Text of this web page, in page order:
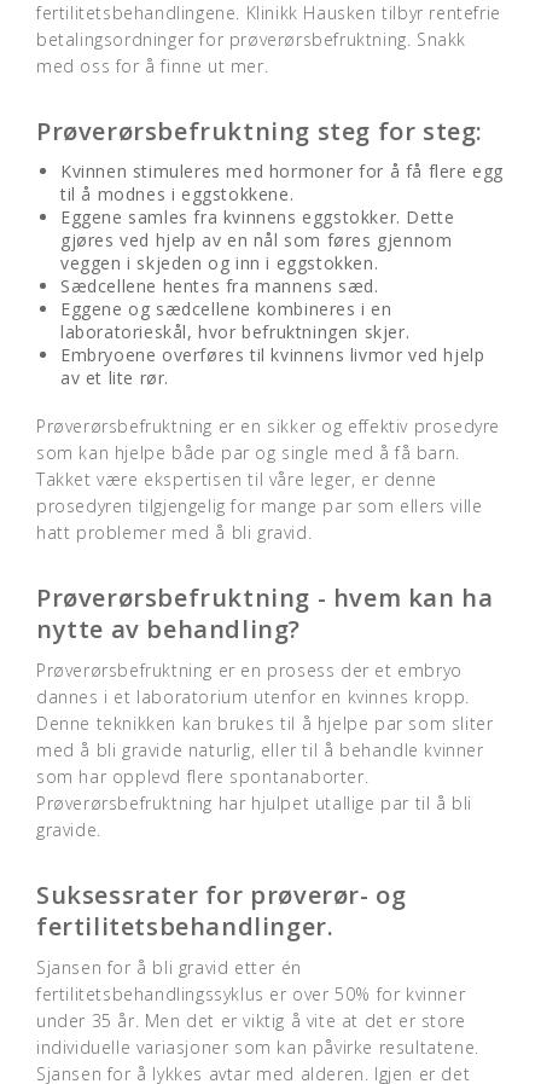
fertilitetsbehandlingene. Klinikk Hausken tilbyr rentefrie
betalingsordninger for prøverørsbefruktning. Snakk
med oss ​​for å finne ut mer.
Prøverørsbefruktning steg for steg:
Kvinnen stimuleres med hormoner for å få flere egg
til å modnes i eggstokkene.
Eggene samles fra kvinnens eggstokker. Dette
gjøres ved hjelp av en nål som føres gjennom
veggen i skjeden og inn i eggstokken.
Sædcellene hentes fra mannens sæd.
Eggene og sædcellene kombineres i en
laboratorieskål, hvor befruktningen skjer.
Embryoene overføres til kvinnens livmor ved hjelp
av et lite rør.
Prøverørsbefruktning er en sikker og effektiv prosedyre
som kan hjelpe både par og single med å få barn.
Takket være ekspertisen til våre leger, er denne
prosedyren tilgjengelig for mange par som ellers ville
hatt problemer med å bli gravid.
Prøverørsbefruktning - hvem kan ha
nytte av behandling?
Prøverørsbefruktning er en prosess der et embryo
dannes i et laboratorium utenfor en kvinnes kropp.
Denne teknikken kan brukes til å hjelpe par som sliter
med å bli gravide naturlig, eller til å behandle kvinner
som har opplevd flere spontanaborter.
Prøverørsbefruktning har hjulpet utallige par til å bli
gravide.
Suksessrater for prøverør- og
fertilitetsbehandlinger.
Sjansen for å bli gravid etter én
fertilitetsbehandlingssyklus er over 50% for kvinner
under 35 år. Men det er viktig å vite at det er store
individuelle variasjoner som kan påvirke resultatene.
Sjansen for å lykkes avtar med alderen. Igjen er det